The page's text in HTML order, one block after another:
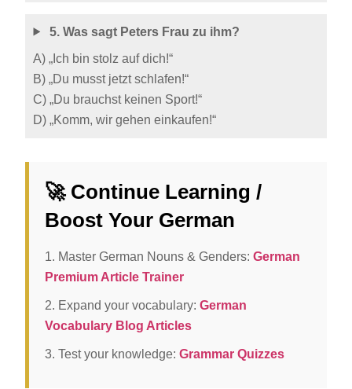
5. Was sagt Peters Frau zu ihm?
A) „Ich bin stolz auf dich!“
B) „Du musst jetzt schlafen!“
C) „Du brauchst keinen Sport!“
D) „Komm, wir gehen einkaufen!“
🚀 Continue Learning /
Boost Your German
1. Master German Nouns & Genders:German
Premium Article Trainer
2. Expand your vocabulary:German
Vocabulary Blog Articles
3. Test your knowledge:Grammar Quizzes